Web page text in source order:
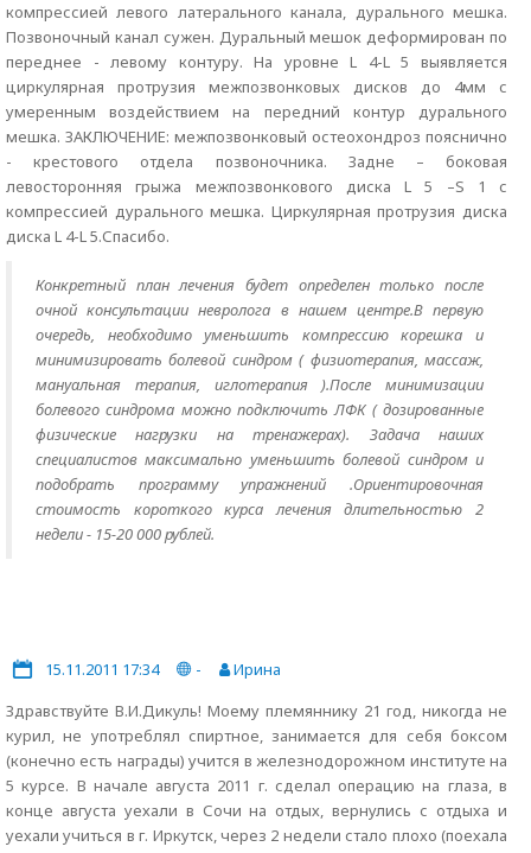
компрессией левого латерального канала, дурального мешка.
Позвоночный канал сужен. Дуральный мешок деформирован по
переднее - левому контуру. На уровне L 4-L 5 выявляется
циркулярная протрузия межпозвонковых дисков до 4мм с
умеренным воздействием на передний контур дурального
мешка. ЗАКЛЮЧЕНИЕ: межпозвонковый остеохондроз пояснично
- крестового отдела позвоночника. Задне – боковая
левосторонняя грыжа межпозвонкового диска L 5 –S 1 с
компрессией дурального мешка. Циркулярная протрузия диска
диска L 4-L 5.Спасибо.
Конкретный план лечения будет определен только после
очной консультации невролога в нашем центре.В первую
очередь, необходимо уменьшить компрессию корешка и
минимизировать болевой синдром ( физиотерапия, массаж,
мануальная терапия, иглотерапия ).После минимизации
болевого синдрома можно подключить ЛФК ( дозированные
физические нагрузки на тренажерах). Задача наших
специалистов максимально уменьшить болевой синдром и
подобрать программу упражнений .Ориентировочная
стоимость короткого курса лечения длительностью 2
недели - 15-20 000 рублей.
15.11.2011 17:34 -
Ирина
Здравствуйте В.И.Дикуль! Моему племяннику 21 год, никогда не
курил, не употреблял спиртное, занимается для себя боксом
(конечно есть награды) учится в железнодорожном институте на
5 курсе. В начале августа 2011 г. сделал операцию на глаза, в
конце августа уехали в Сочи на отдых, вернулись с отдыха и
уехали учиться в г. Иркутск, через 2 недели стало плохо (поехала